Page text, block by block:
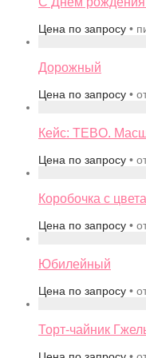
Цена по запросу •
Дорожный
Цена по запросу •
Кейс: TEBO.
Цена по запросу •
Коробочка с
Цена по запросу •
Юбилейный
Цена по запросу •
Торт-чайник